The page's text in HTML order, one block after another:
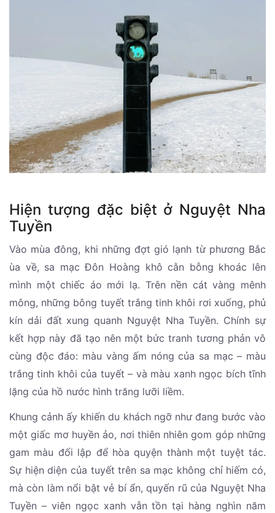
Hiện tượng đặc biệt ở Nguyệt Nha
Tuyền
Vào mùa đông, khi những đợt gió lạnh từ phương Bắc
ùa về, sa mạc Đôn Hoàng khô cằn bỗng khoác lên
mình một chiếc áo mới lạ. Trên nền cát vàng mênh
mông, những bông tuyết trắng tinh khôi rơi xuống, phủ
kín dải đất xung quanh Nguyệt Nha Tuyền. Chính sự
kết hợp này đã tạo nên một bức tranh tương phản vô
cùng độc đáo: màu vàng ấm nóng của sa mạc – màu
trắng tinh khôi của tuyết – và màu xanh ngọc bích tĩnh
lặng của hồ nước hình trăng lưỡi liềm.
Khung cảnh ấy khiến du khách ngỡ như đang bước vào
một giấc mơ huyền ảo, nơi thiên nhiên gom góp những
gam màu đối lập để hòa quyện thành một tuyệt tác.
Sự hiện diện của tuyết trên sa mạc không chỉ hiếm có,
mà còn làm nổi bật vẻ bí ẩn, quyến rũ của Nguyệt Nha
Tuyền – viên ngọc xanh vẫn tồn tại hàng nghìn năm